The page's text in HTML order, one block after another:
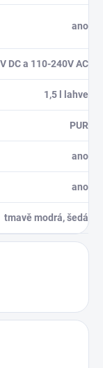
ano
DC a 110-240V AC
1,5 l lahve
PUR
ano
ano
tmavě modrá, šedá